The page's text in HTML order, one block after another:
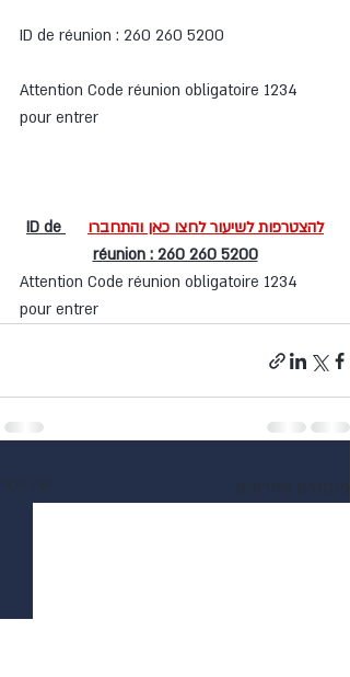
ID de réunion : 260 260 5200
Attention Code réunion obligatoire 1234
pour entrer
להצטרפות לשיעור לחצו כאן והתחברו
ID de
réunion : 260 260 5200
Attention Code réunion obligatoire 1234
pour entrer